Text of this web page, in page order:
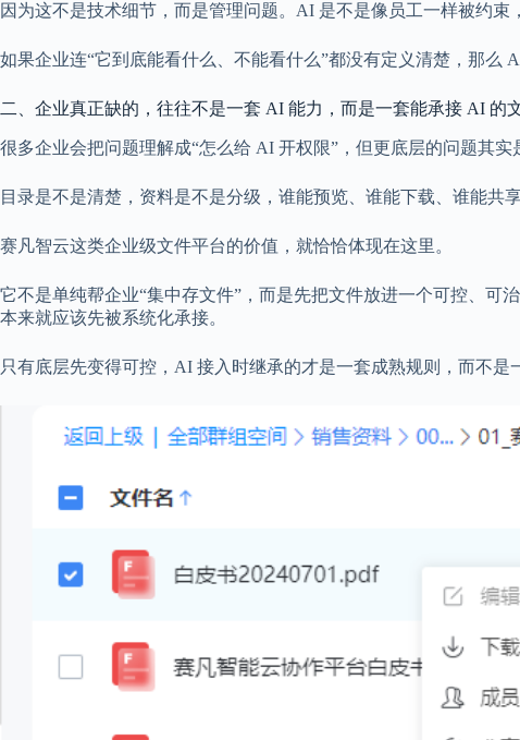
因为这不是技术细节，而是管理问题。AI 是不是像员工一样被约束
如果企业连“它到底能看什么、不能看什么”都没有定义清楚，那么
二、企业真正缺的，往往不是一套 AI 能力，而是一套能承接 AI 的
很多企业会把问题理解成“怎么给 AI 开权限”，但更底层的问题其实
目录是不是清楚，资料是不是分级，谁能预览、谁能下载、谁能共
赛凡智云这类企业级文件平台的价值，就恰恰体现在这里。
它不是单纯帮企业“集中存文件”，而是先把文件放进一个可控、可
本来就应该先被系统化承接。
只有底层先变得可控，AI 接入时继承的才是一套成熟规则，而不是